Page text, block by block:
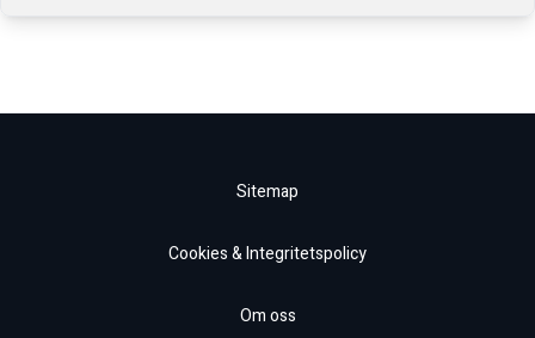
Sitemap
Cookies & Integritetspolicy
Om oss